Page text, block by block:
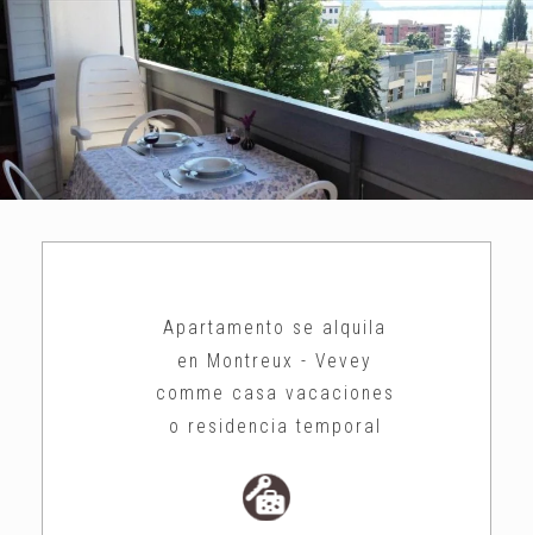
Apartamento se alquila
en Montreux - Vevey
comme casa vacaciones
o residencia temporal